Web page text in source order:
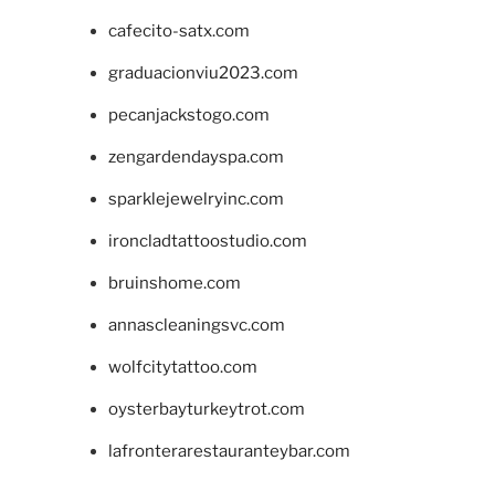
cafecito-satx.com
graduacionviu2023.com
pecanjackstogo.com
zengardendayspa.com
sparklejewelryinc.com
ironcladtattoostudio.com
bruinshome.com
annascleaningsvc.com
wolfcitytattoo.com
oysterbayturkeytrot.com
lafronterarestauranteybar.com